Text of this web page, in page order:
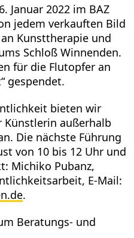
Januar 2022 im BAZ
jedem verkauften Bild
Kunsttherapie und
Schloß Winnenden.
für die Flutopfer an
gespendet.
bieten wir
außerhalb
Die nächste Führung
von 10 bis 12 Uhr und
Michiko Pubanz,
E-Mail:
.
Beratungs- und